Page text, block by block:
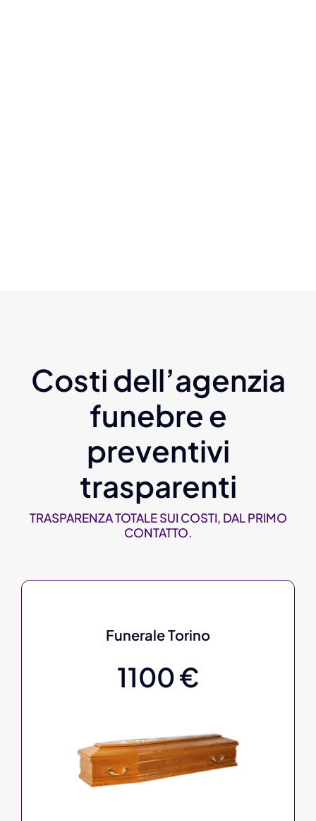
Costi dell’agenzia
funebre e
preventivi
trasparenti
TRASPARENZA TOTALE SUI COSTI, DAL PRIMO
CONTATTO.
Funerale Torino
1100 €